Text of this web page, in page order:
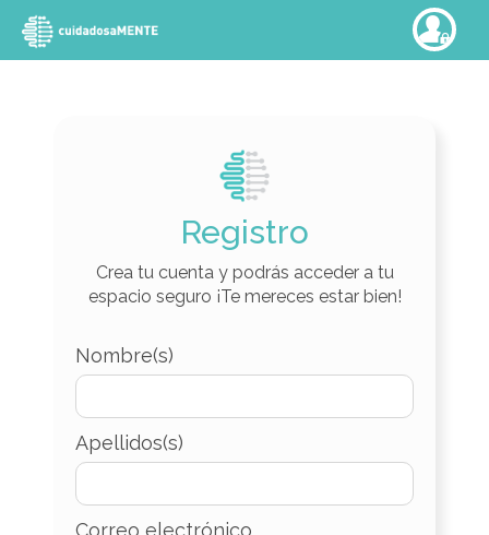
Registro
Crea tu cuenta y podrás acceder a tu
espacio seguro ¡Te mereces estar bien!
Nombre(s)
Apellidos(s)
Correo electrónico